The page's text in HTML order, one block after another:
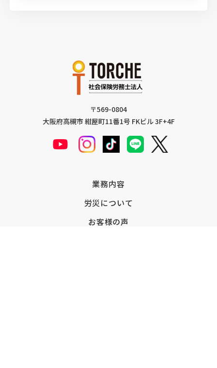
〒569-0804
大阪府高槻市 紺屋町11番1号 FKビル 3F+4F
業務内容
労災について
お客様の声